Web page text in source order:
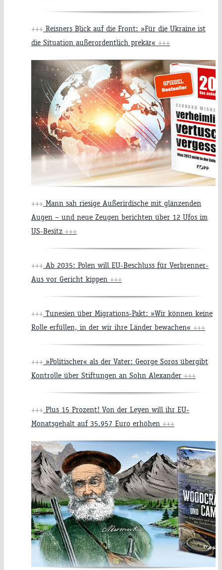
+++ Reisners Blick auf die Front: »Für die Ukraine ist
die Situation außerordentlich prekär« +++
+++ Mann sah riesige Außerirdische mit glänzenden
Augen – und neue Zeugen berichten über 12 Ufos im
US-Besitz +++
+++ Ab 2035: Polen will EU-Beschluss für Verbrenner-
Aus vor Gericht kippen +++
+++ Tunesien über Migrations-Pakt: »Wir können keine
Rolle erfüllen, in der wir ihre Länder bewachen« +++
+++ »Politischer« als der Vater: George Soros übergibt
Kontrolle über Stiftungen an Sohn Alexander +++
+++ Plus 15 Prozent! Von der Leyen will ihr EU-
Monatsgehalt auf 35.957 Euro erhöhen +++